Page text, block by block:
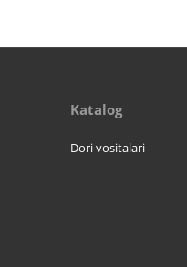
Katalog
Dori vositalari